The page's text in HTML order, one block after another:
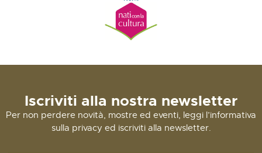
Iscriviti alla nostra newsletter
Per non perdere novità, mostre ed eventi, leggi l’informativa
sulla privacy ed iscriviti alla newsletter.